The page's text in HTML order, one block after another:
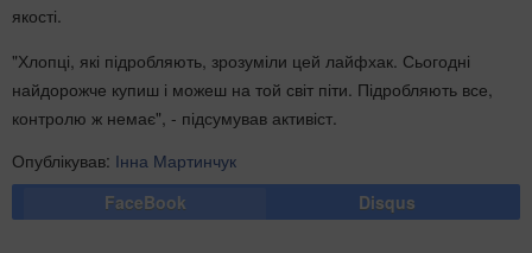
якості.
"Хлопці, які підробляють, зрозуміли цей лайфхак. Сьогодні
найдорожче купиш і можеш на той світ піти. Підробляють все,
контролю ж немає", - підсумував активіст.
Опублікував: Інна Мартинчук
FaceBook
Disqus